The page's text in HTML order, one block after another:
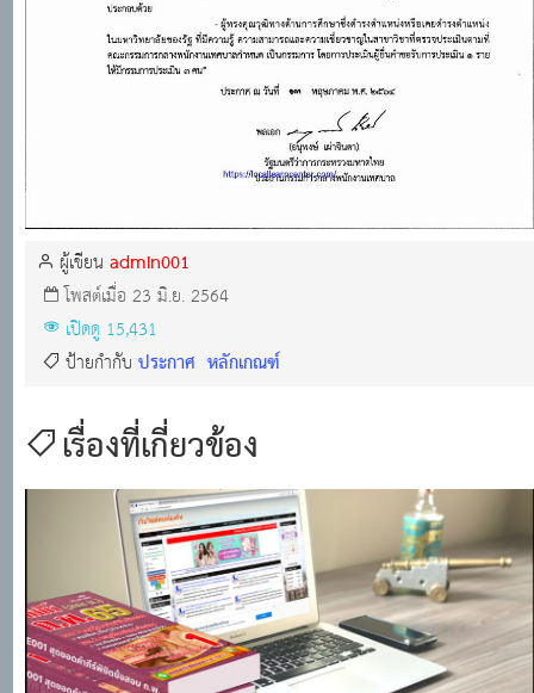
ผู้เขียนadmin001
โพสต์เมื่อ 23 มิ.ย. 2564
เปิดดู 15,431
ป้ายกำกับประกาศ หลักเกณฑ์
เรื่องที่เกี่ยวข้อง